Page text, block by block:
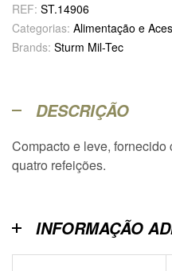
REF: ST.14906
Categorias: Alimentação e
Brands: Sturm Mil-Tec
DESCRIÇÃO
Compacto e leve,
quatro refeições.
INFORMAÇÃO